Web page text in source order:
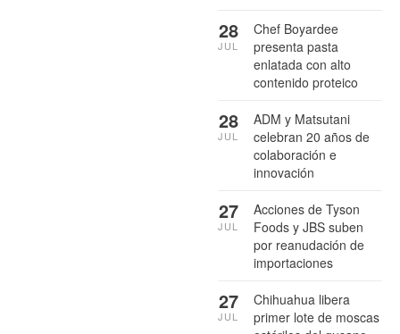
Chef Boyardee
presenta pasta
enlatada con alto
contenido proteico
28
JUL
ADM y Matsutani
celebran 20 años de
colaboración e
innovación
28
JUL
Acciones de Tyson
Foods y JBS suben
por reanudación de
importaciones
27
JUL
Chihuahua libera
primer lote de moscas
27
JUL